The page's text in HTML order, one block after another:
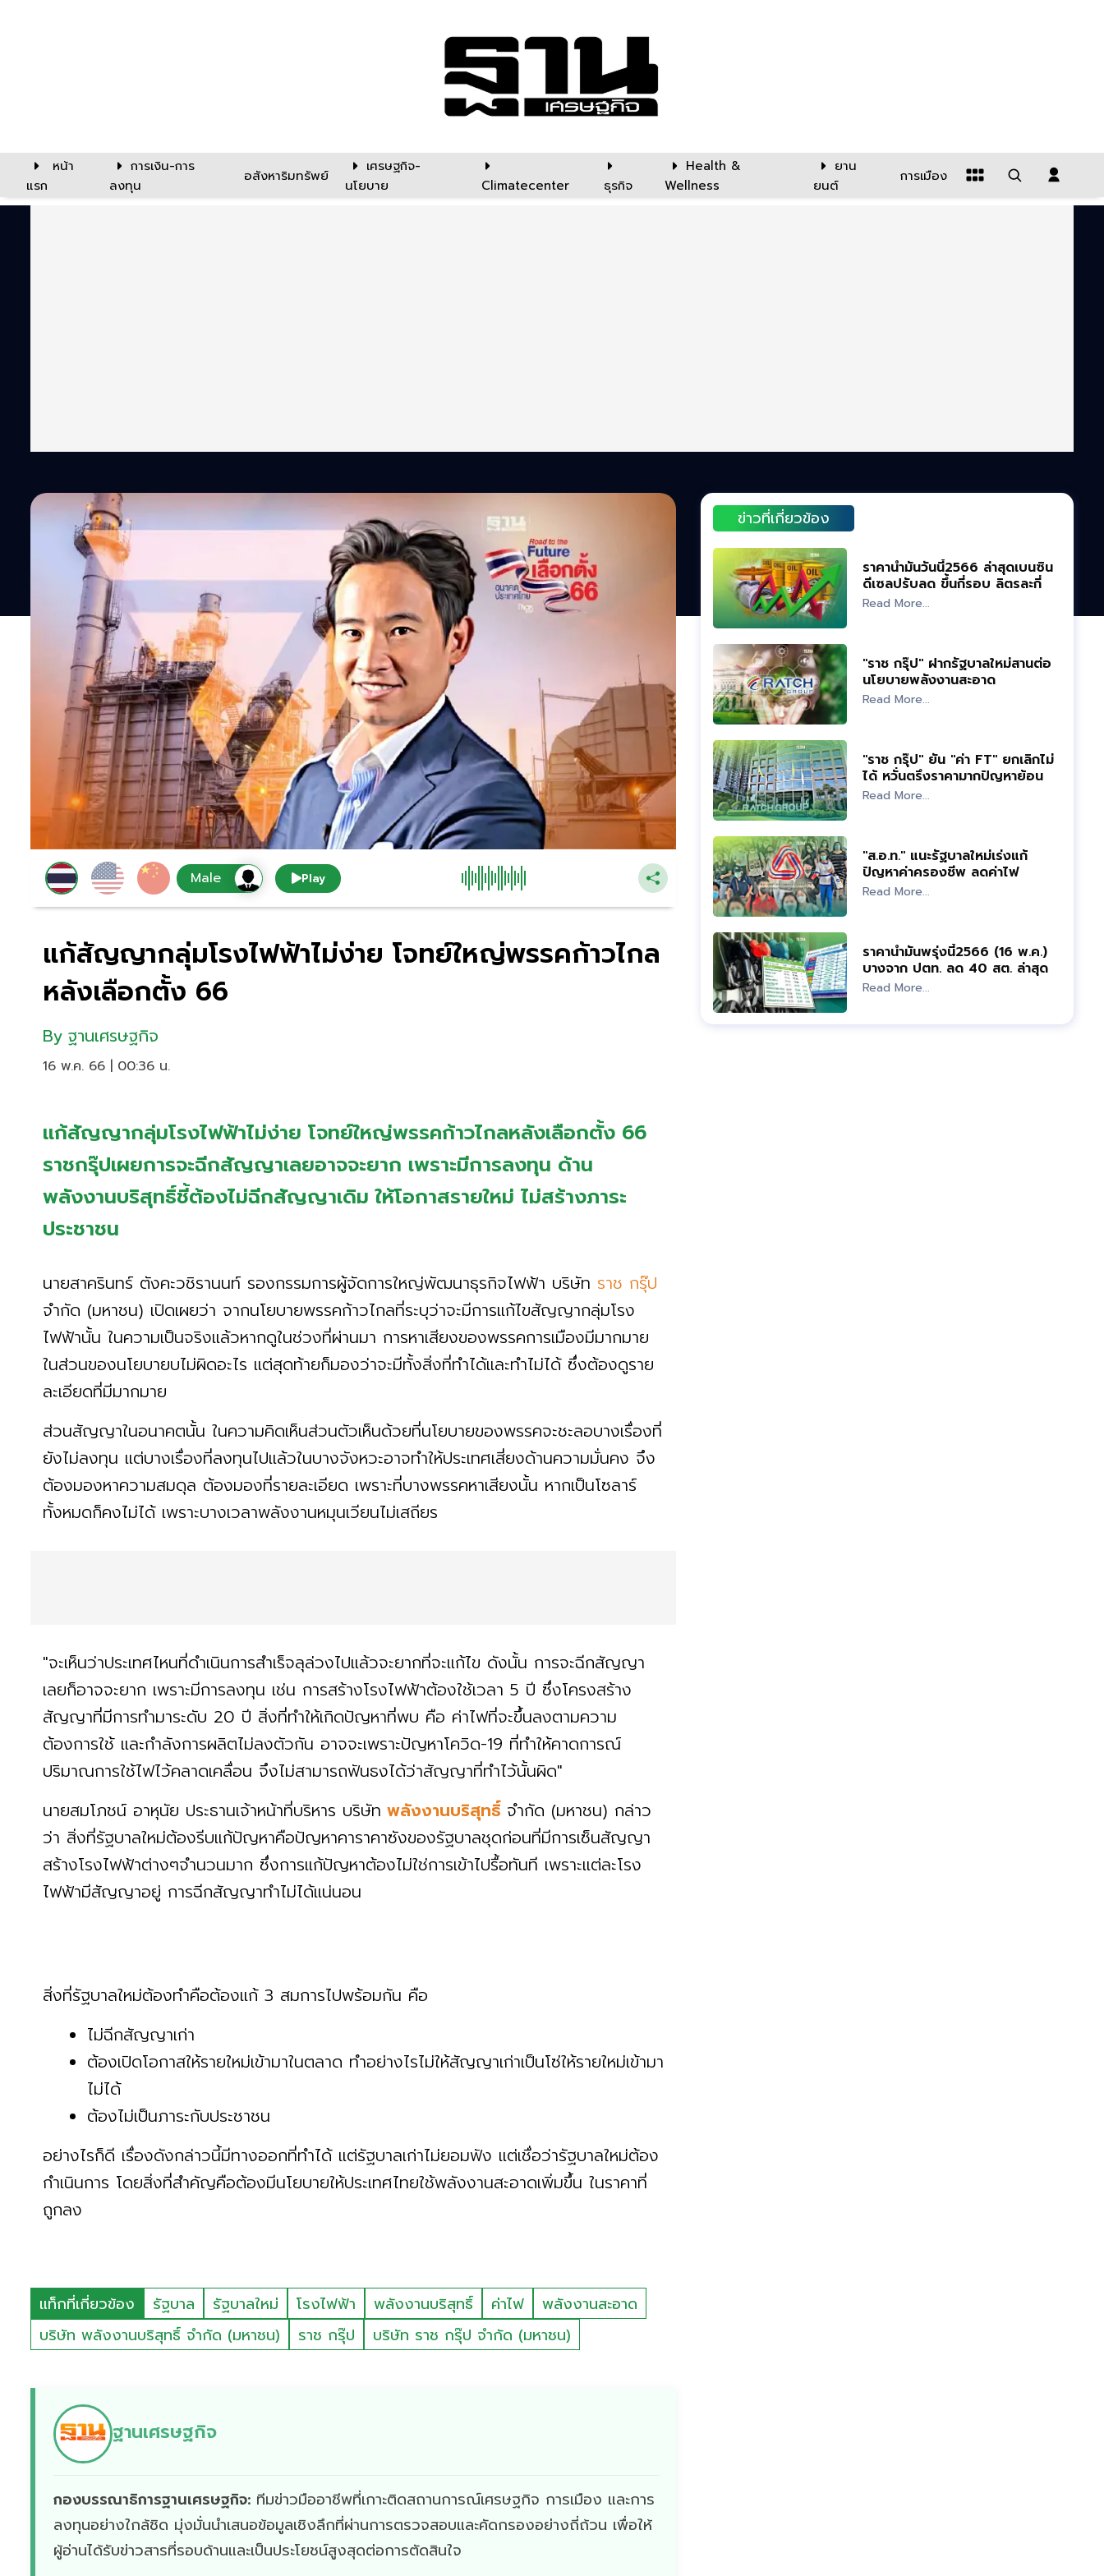
หน้า
แรก
การเงิน-การ
ลงทุน
อสังหาริมทรัพย์
เศรษฐกิจ-
นโยบาย
Climatecenter ธุรกิจ
Health &
Wellness
ยาน
ยนต์
การเมือง
Play
แก้สัญญากลุ่มโรงไฟฟ้าไม่ง่าย โจทย์ใหญ่พรรคก้าวไกล
หลังเลือกตั้ง 66
By ฐานเศรษฐกิจ
16 พ.ค. 66 | 00:36 น.
แก้สัญญากลุ่มโรงไฟฟ้าไม่ง่าย โจทย์ใหญ่พรรคก้าวไกลหลังเลือกตั้ง 66
ราชกรุ๊ปเผยการจะฉีกสัญญาเลยอาจจะยาก เพราะมีการลงทุน ด้าน
พลังงานบริสุทธิ์ชี้ต้องไม่ฉีกสัญญาเดิม ให้โอกาสรายใหม่ ไม่สร้างภาระ
ประชาชน
นายสาครินทร์ ตังคะวชิรานนท์ รองกรรมการผู้จัดการใหญ่พัฒนาธุรกิจไฟฟ้า บริษัท ราช กรุ๊ป
จำกัด (มหาชน) เปิดเผยว่า จากนโยบายพรรคก้าวไกลที่ระบุว่าจะมีการแก้ไขสัญญากลุ่มโรง
ไฟฟ้านั้น ในความเป็นจริงแล้วหากดูในช่วงที่ผ่านมา การหาเสียงของพรรคการเมืองมีมากมาย
ในส่วนของนโยบายบไม่ผิดอะไร แต่สุดท้ายก็มองว่าจะมีทั้งสิ่งที่ทำได้และทำไม่ได้ ซึ่งต้องดูราย
ละเอียดที่มีมากมาย
ส่วนสัญญาในอนาคตนั้น ในความคิดเห็นส่วนตัวเห็นด้วยที่นโยบายของพรรคจะชะลอบางเรื่องที่
ยังไม่ลงทุน แต่บางเรื่องที่ลงทุนไปแล้วในบางจังหวะอาจทำให้ประเทศเสี่ยงด้านความมั่นคง จึง
ต้องมองหาความสมดุล ต้องมองที่รายละเอียด เพราะที่บางพรรคหาเสียงนั้น หากเป็นโซลาร์
ทั้งหมดก็คงไม่ได้ เพราะบางเวลาพลังงานหมุนเวียนไม่เสถียร
"จะเห็นว่าประเทศไหนที่ดำเนินการสำเร็จลุล่วงไปแล้วจะยากที่จะแก้ไข ดังนั้น การจะฉีกสัญญา
เลยก็อาจจะยาก เพราะมีการลงทุน เช่น การสร้างโรงไฟฟ้าต้องใช้เวลา 5 ปี ซึ่งโครงสร้าง
สัญญาที่มีการทำมาระดับ 20 ปี สิ่งที่ทำให้เกิดปัญหาที่พบ คือ ค่าไฟที่จะขึ้นลงตามความ
ต้องการใช้ และกำลังการผลิตไม่ลงตัวกัน อาจจะเพราะปัญหาโควิด-19 ที่ทำให้คาดการณ์
ปริมาณการใช้ไฟไว้คลาดเคลื่อน จึงไม่สามารถฟันธงได้ว่าสัญญาที่ทำไว้นั้นผิด"
นายสมโภชน์ อาหุนัย ประธานเจ้าหน้าที่บริหาร บริษัท พลังงานบริสุทธิ์ จำกัด (มหาชน) กล่าว
ว่า สิ่งที่รัฐบาลใหม่ต้องรีบแก้ปัญหาคือปัญหาคาราคาซังของรัฐบาลชุดก่อนที่มีการเซ็นสัญญา
สร้างโรงไฟฟ้าต่างๆจำนวนมาก ซึ่งการแก้ปัญหาต้องไม่ใช่การเข้าไปรื้อทันที เพราะแต่ละโรง
ไฟฟ้ามีสัญญาอยู่ การฉีกสัญญาทำไม่ได้แน่นอน
สิ่งที่รัฐบาลใหม่ต้องทำคือต้องแก้ 3 สมการไปพร้อมกัน คือ
ไม่ฉีกสัญญาเก่า
ต้องเปิดโอกาสให้รายใหม่เข้ามาในตลาด ทำอย่างไรไม่ให้สัญญาเก่าเป็นโซ่ให้รายใหม่เข้ามา
ไม่ได้
ต้องไม่เป็นภาระกับประชาชน
อย่างไรก็ดี เรื่องดังกล่าวนี้มีทางออกที่ทำได้ แต่รัฐบาลเก่าไม่ยอมฟัง แต่เชื่อว่ารัฐบาลใหม่ต้อง
กำเนินการ โดยสิ่งที่สำคัญคือต้องมีนโยบายให้ประเทศไทยใช้พลังงานสะอาดเพิ่มขึ้น ในราคาที่
ถูกลง
แท็กที่เกี่ยวข้อง รัฐบาล รัฐบาลใหม่ โรงไฟฟ้า พลังงานบริสุทธิ์ ค่าไฟ
พลังงานสะอาด
บริษัท พลังงานบริสุทธิ์ จำกัด (มหาชน)
ราช กรุ๊ป บริษัท ราช กรุ๊ป จำกัด (มหาชน)
ฐานเศรษฐกิจ
กองบรรณาธิการฐานเศรษฐกิจ: ทีมข่าวมืออาชีพที่เกาะติดสถานการณ์เศรษฐกิจ การเมือง และการ
ลงทุนอย่างใกล้ชิด มุ่งมั่นนำเสนอข้อมูลเชิงลึกที่ผ่านการตรวจสอบและคัดกรองอย่างถี่ถ้วน เพื่อให้
ผู้อ่านได้รับข่าวสารที่รอบด้านและเป็นประโยชน์สูงสุดต่อการตัดสินใจ
ข่าวที่เกี่ยวข้อง
ราคาน้ำมันวันนี้2566 ล่าสุดเบนซิน
ดีเซลปรับลด ขึ้นกี่รอบ ลิตรละกี่
บาท
Read More...
"ราช กรุ๊ป" ฝากรัฐบาลใหม่สานต่อ
นโยบายพลังงานสะอาด
Read More...
"ราช กรุ๊ป" ยัน "ค่า FT" ยกเลิกไม่
ได้ หวั่นตรึงราคามากปัญหาย้อน
กลับ
Read More...
"ส.อ.ท." แนะรัฐบาลใหม่เร่งแก้
ปัญหาค่าครองชีพ ลดค่าไฟ
Read More...
ราคาน้ำมันพรุ่งนี้2566 (16 พ.ค.)
บางจาก ปตท. ลด 40 สต. ล่าสุดกี่
บาท
Read More...